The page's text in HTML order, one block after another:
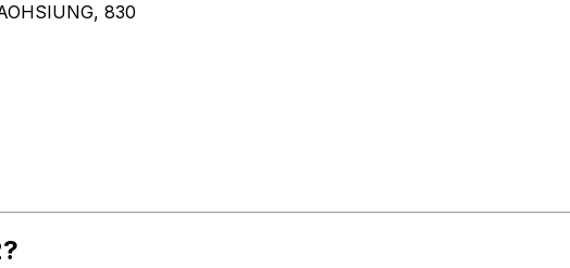
830